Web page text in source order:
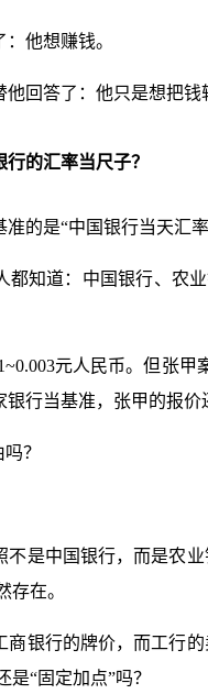
他想赚钱。
回答了：他只是想把钱
的汇率当尺子？
的是“中国银行当天汇
都知道：中国银行、农
元人民币。但张甲
行当基准，张甲的报价
？
是中国银行，而是农
存在。
银行的牌价，而工行
“固定加点”吗？